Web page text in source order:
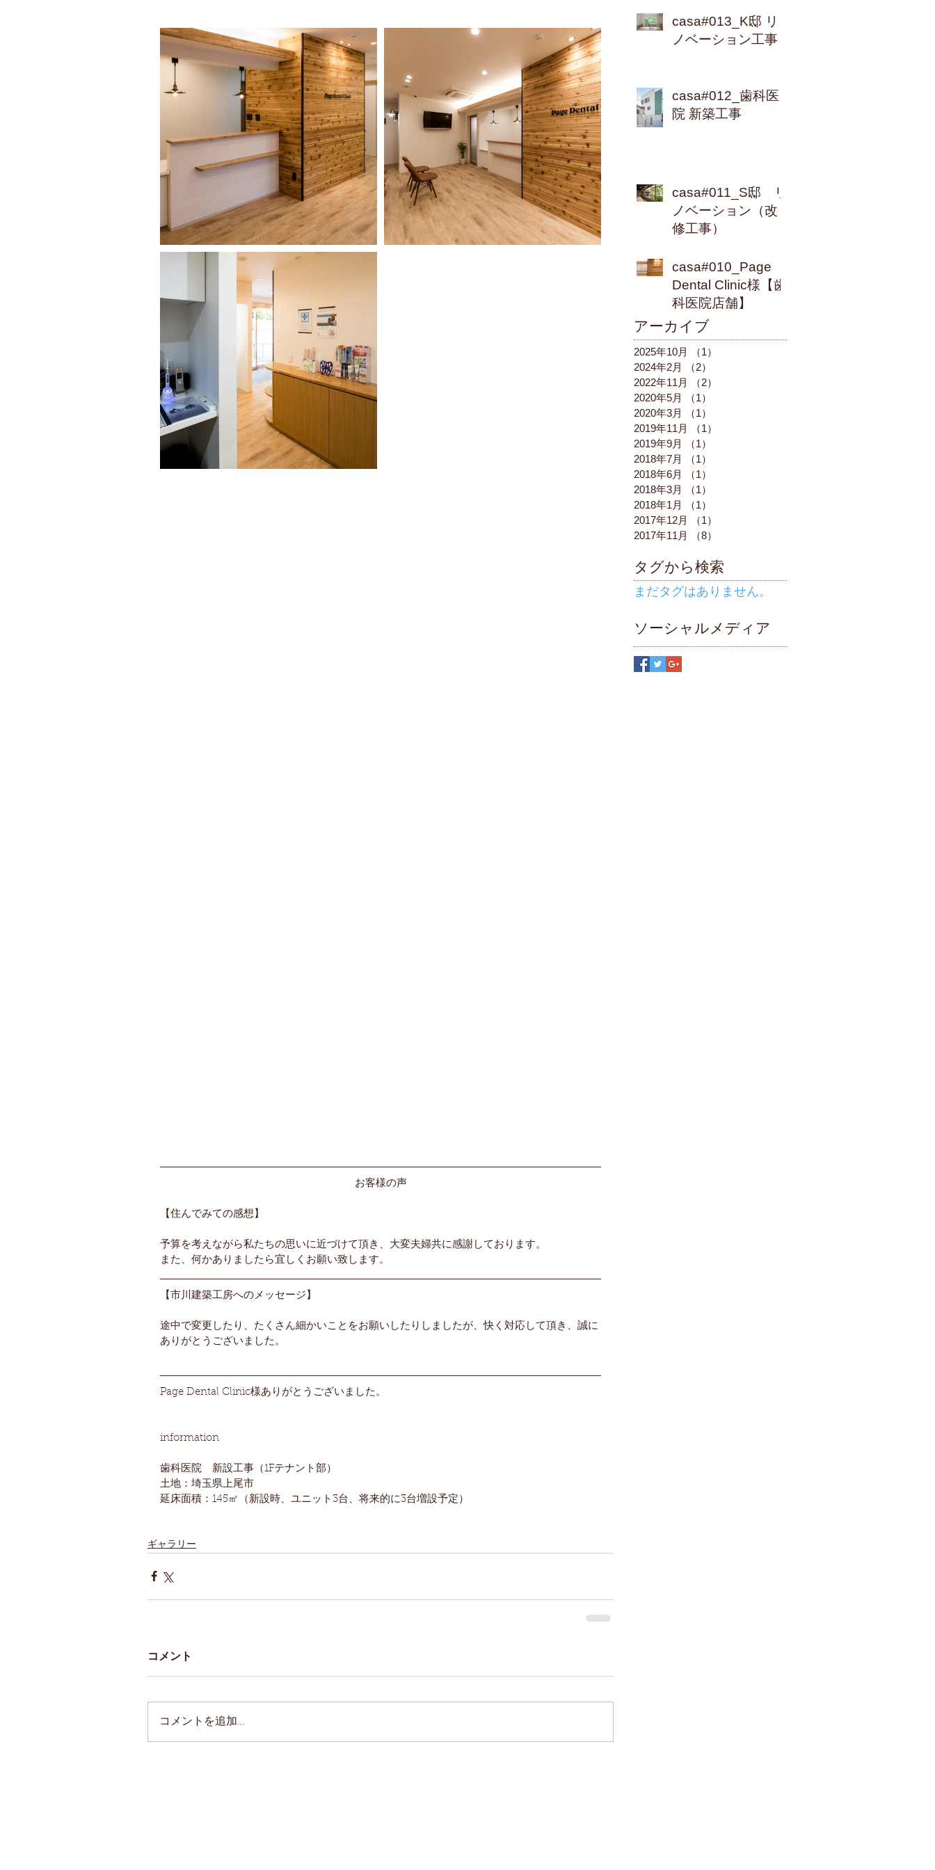
お客様の声
【住んでみての感想】
予算を考えながら私たちの思いに近づけて頂き、大変夫婦共に感謝しております。
また、何かありましたら宜しくお願い致します。
【市川建築工房へのメッセージ】
途中で変更したり、たくさん細かいことをお願いしたりしましたが、快く対応して頂き、誠に
ありがとうございました。
Page Dental Clinic様ありがとうございました。
information
歯科医院　新設工事（1Fテナント部）
土地：埼玉県上尾市
延床面積：145㎡（新設時、ユニット3台、将来的に3台増設予定）
ギャラリー
コメント
コメントを追加…
casa#013_K邸 リ
ノベーション工事
casa#012_歯科医
院 新築工事
casa#011_S邸 リ
ノベーション（改
修工事）
casa#010_Page
Dental Clinic様【歯
科医院店舗】
アーカイブ
2025年10月 （1）
2024年2月
（2）
2022年11月
（2）
2020年5月
（1）
2020年3月
（1）
2019年11月
（1）
2019年9月
（1）
2018年7月
（1）
2018年6月
（1）
2018年3月
（1）
2018年1月
（1）
2017年12月
（1）
2017年11月
（8）
タグから検索
まだタグはありません。
ソーシャルメディア